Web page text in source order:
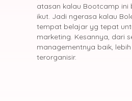
atasan kalau Bootcamp ini
ikut. Jadi ngerasa kalau
tempat belajar yg tepat
marketing. Kesannya, dari
managementnya baik,
terorganisir.